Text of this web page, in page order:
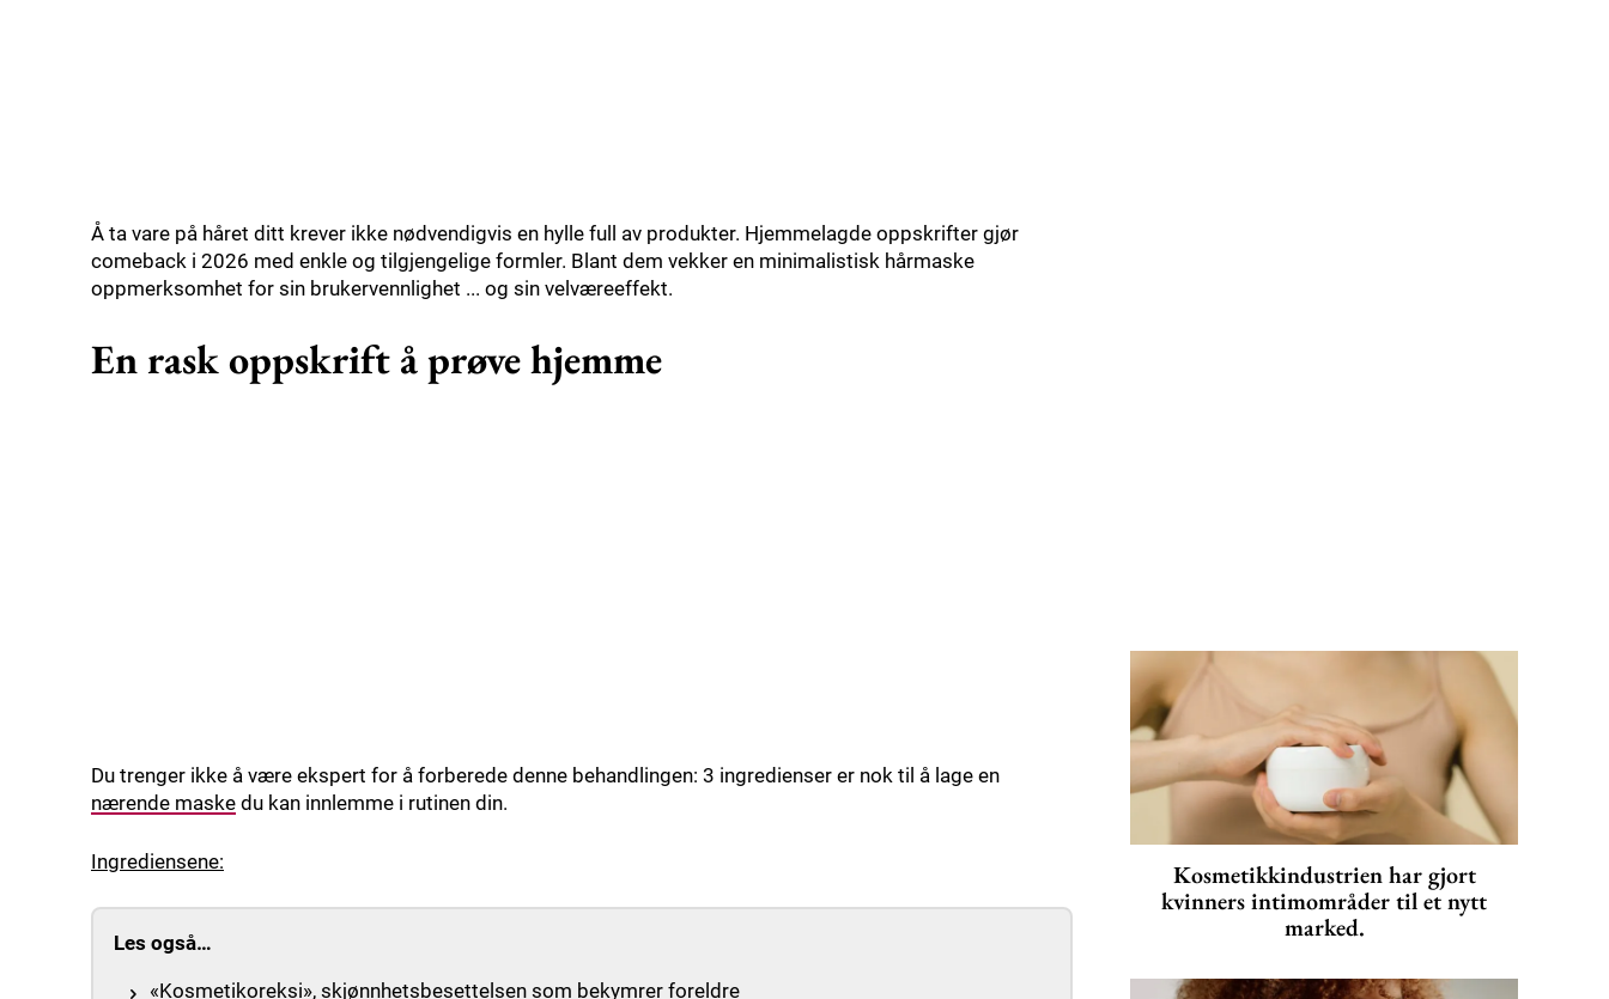
Å ta vare på håret ditt krever ikke nødvendigvis en hylle full av produkter. Hjemmelagde oppskrifter gjør
comeback i 2026 med enkle og tilgjengelige formler. Blant dem vekker en minimalistisk hårmaske
oppmerksomhet for sin brukervennlighet ... og sin velværeeffekt.
En rask oppskrift å prøve hjemme
Du trenger ikke å være ekspert for å forberede denne behandlingen: 3 ingredienser er nok til å lage en
nærende maske du kan innlemme i rutinen din.
Ingrediensene:
Les også…
«Kosmetikoreksi», skjønnhetsbesettelsen som bekymrer foreldre
Kosmetikkindustrien har gjort
kvinners intimområder til et nytt
marked.